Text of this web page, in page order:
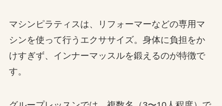
マシンピラティスは、リフォーマーなどの専用マ
シンを使って行うエクササイズ。身体に負担をか
けすぎず、インナーマッスルを鍛えるのが特徴で
す。